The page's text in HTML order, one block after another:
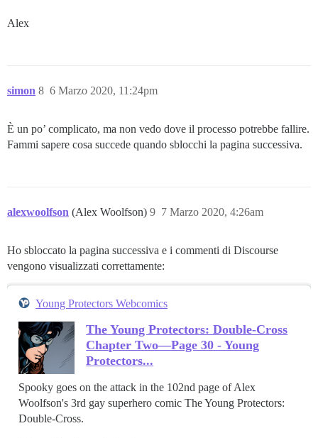
Alex
simon 6 Marzo 2020, 11:24pm
8
È un po’ complicato, ma non vedo dove il processo potrebbe fallire.
Fammi sapere cosa succede quando sblocchi la pagina successiva.
alexwoolfson (Alex Woolfson) 7 Marzo 2020, 4:26am
9
Ho sbloccato la pagina successiva e i commenti di Discourse
vengono visualizzati correttamente:
Young Protectors Webcomics
The Young Protectors: Double-Cross
Chapter Two—Page 30 - Young
Protectors...
Spooky goes on the attack in the 102nd page of Alex
Woolfson's 3rd gay superhero comic The Young Protectors:
Double-Cross.